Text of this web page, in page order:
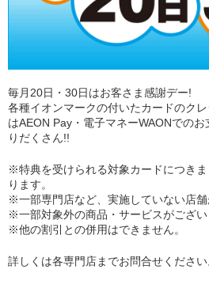
毎月20日・30日はお客さま感謝デー!
各種イオンマークの付いたカードのク
はAEON Pay・電子マネーWAONでの
りだくさん!!
※特典を受けられる対象カードにつき
ります。
※一部専門店など、実施していない店舗
※一部対象外の商品・サービスがござい
※他の割引との併用はできません。
詳しくは各専門店までお問合せください